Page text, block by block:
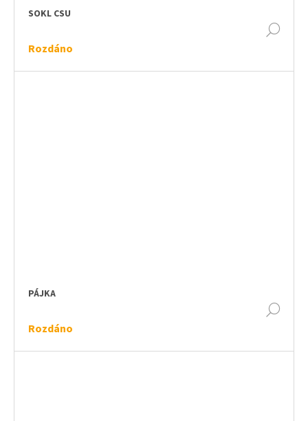
SOKL CSU
Rozdáno
PÁJKA
Rozdáno